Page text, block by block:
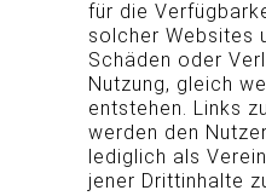
für die
solcher Websites
Schäden oder
Nutzung, gleich
entstehen. Links
werden den
lediglich als
jener Drittinhalte